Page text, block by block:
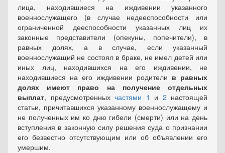
лица, находившиеся на иждивении указанного
военнослужащего (в случае недееспособности или
ограниченной дееспособности указанных лиц их
законные представители (опекуны, попечители), в
равных долях, а в случае, если указанный
военнослужащий не состоял в браке, не имел детей или
иных лиц, находившихся на его иждивении, не
находившиеся на его иждивении родители в равных
долях имеют право на получение отдельных
выплат, предусмотренных частями 1 и 2 настоящей
статьи, причитавшихся указанному военнослужащему и
не полученных им ко дню гибели (смерти) или на день
вступления в законную силу решения суда о признании
его безвестно отсутствующим или об объявлении его
умершим.